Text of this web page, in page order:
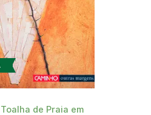
de Praia em